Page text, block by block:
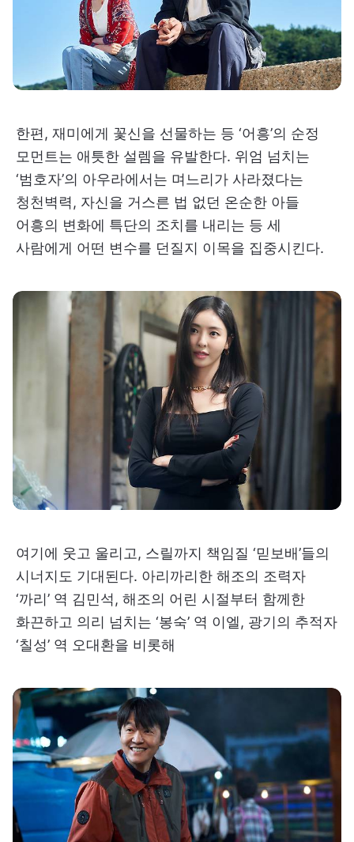
한편, 재미에게 꽃신을 선물하는 등 ‘어흥’의 순정
모먼트는 애틋한 설렘을 유발한다. 위엄 넘치는
‘범호자’의 아우라에서는 며느리가 사라졌다는
청천벽력, 자신을 거스른 법 없던 온순한 아들
어흥의 변화에 특단의 조치를 내리는 등 세
사람에게 어떤 변수를 던질지 이목을 집중시킨다.
여기에 웃고 울리고, 스릴까지 책임질 ‘믿보배’들의
시너지도 기대된다. 아리까리한 해조의 조력자
‘까리’ 역 김민석, 해조의 어린 시절부터 함께한
화끈하고 의리 넘치는 ‘봉숙’ 역 이엘, 광기의 추적자
‘칠성’ 역 오대환을 비롯해